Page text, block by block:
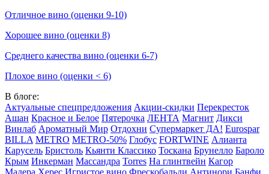
Отличное вино (оценки 9-10)
Хорошее вино (оценки 8)
Среднего качества вино (оценки 6-7)
Плохое вино (оценки < 6)
В блоге:
Актуальные спецпредложения Акции-скидки Перекресток
Ашан Красное и Белое Пятерочка ЛЕНТА Магнит Дикси
Винлаб Ароматный Мир Отдохни Супермаркет ДА! Eurospar
BILLA METRO METRO-50% Глобус FORTWINE Алианта
Карусель Бристоль Кьянти Классико Тоскана Брунелло Бароло
Крым Инкерман Массандра Torres На глинтвейн Кагор
Мадера Херес Игристое вино Фрескобальди Антинори Банфи